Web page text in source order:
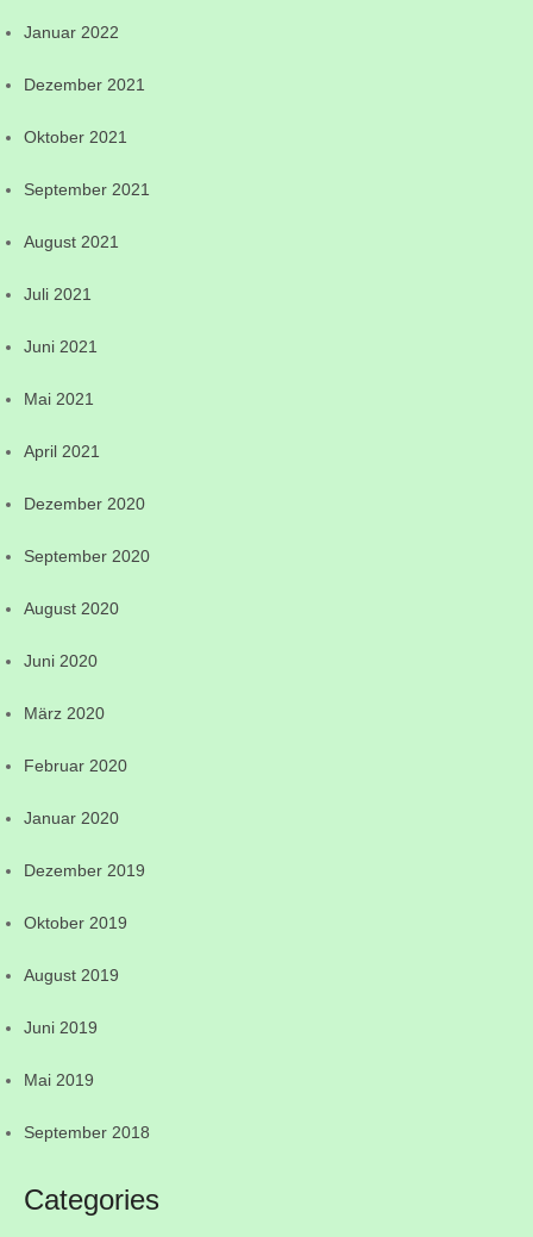
Januar 2022
Dezember 2021
Oktober 2021
September 2021
August 2021
Juli 2021
Juni 2021
Mai 2021
April 2021
Dezember 2020
September 2020
August 2020
Juni 2020
März 2020
Februar 2020
Januar 2020
Dezember 2019
Oktober 2019
August 2019
Juni 2019
Mai 2019
September 2018
Categories